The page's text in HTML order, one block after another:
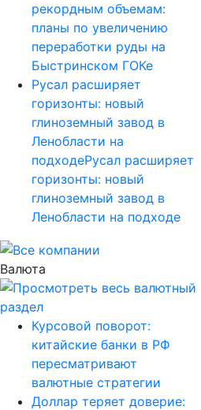
рекордным объемам:
планы по увеличению
переработки руды на
Быстринском ГОКе
Русал расширяет
горизонты: новый
глиноземный завод в
Ленобласти на
подходеРусал расширяет
горизонты: новый
глиноземный завод в
Ленобласти на подходе
Валюта
Курсовой поворот:
китайские банки в РФ
пересматривают
валютные стратегии
Доллар теряет доверие: